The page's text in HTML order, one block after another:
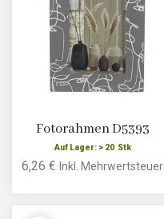
Fotorahmen D5393
Auf Lager: > 20 Stk
6,26 €Inkl. Mehrwertsteuer